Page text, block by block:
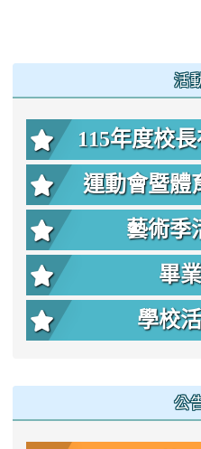
活
115年度校
運動會暨體
藝術季
畢
學校
公